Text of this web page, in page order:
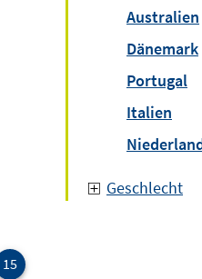
Australien
Dänemark
Portugal
Italien
Geschlecht
15